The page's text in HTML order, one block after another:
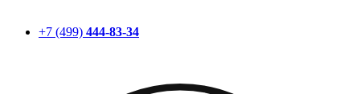
+7 (499) 444-83-34